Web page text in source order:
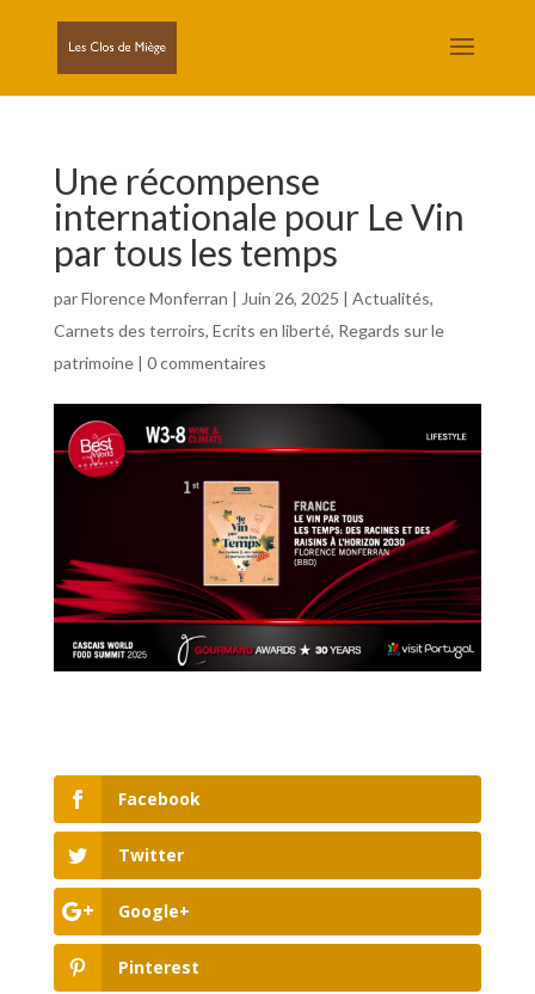
Une récompense
internationale pour Le Vin
par tous les temps
parFlorence Monferran | Juin 26, 2025 | Actualités,
Carnets des terroirs, Ecrits en liberté, Regards sur le
patrimoine| 0 commentaires
Facebook
Twitter
Google+
Pinterest